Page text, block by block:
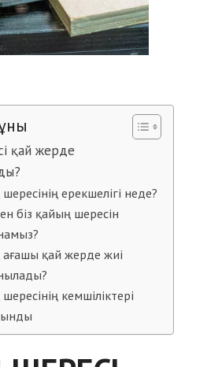
қай жерде
ерекшелігі неде?
біз қайың шересін
қай жерде жиі
кемшіліктері